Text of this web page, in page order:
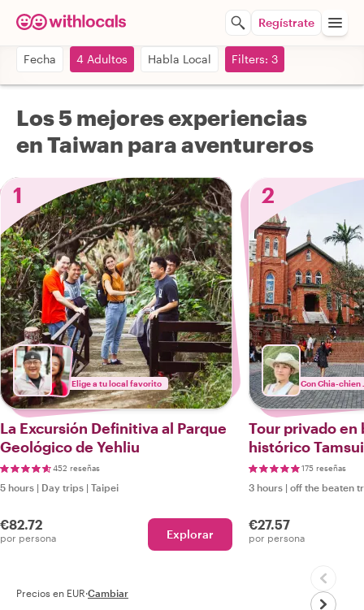
Regístrate
Fecha 4 Adultos Habla Local Filters: 3
Los 5 mejores experiencias
en Taiwan para aventureros
1
Elige a tu local favorito
La Excursión Definitiva al Parque
Geológico de Yehliu
452 reseñas
5 hours | Day trips | Taipei
€82.72
por persona Explorar
2
Con Chia-chien
Tour privado en
histórico Tamsui
175 reseñas
3 hours | off the beaten
€27.57
por persona
Precios en EUR·Cambiar